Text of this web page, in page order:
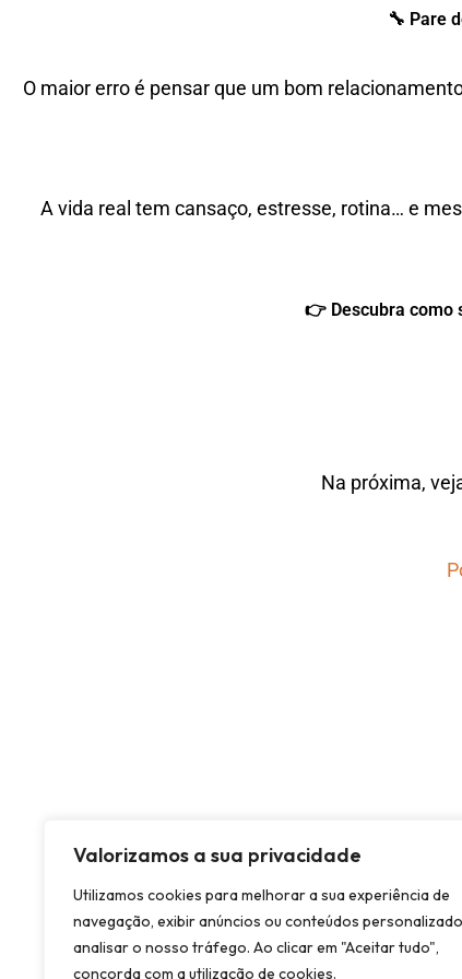
Valorizamos a sua privacidade
Utilizamos cookies para melhorar a sua experiência de
navegação, exibir anúncios ou conteúdos
analisar o nosso tráfego. Ao clicar em "Aceitar tudo",
concorda com a utilização de cookies.
🔧 Pare
O maior erro é pensar que um bom
A vida real tem cansaço, estresse, rotina… e
👉 Descubra como
Na próxima,